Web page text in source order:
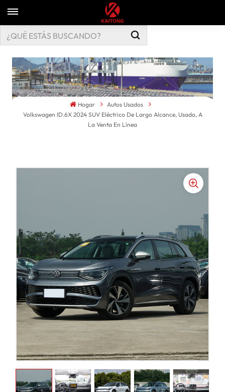
Hogar
Autos Usados
Volkswagen ID.6X 2024 SUV Eléctrico De Largo Alcance, Usado, A
La Venta En Línea